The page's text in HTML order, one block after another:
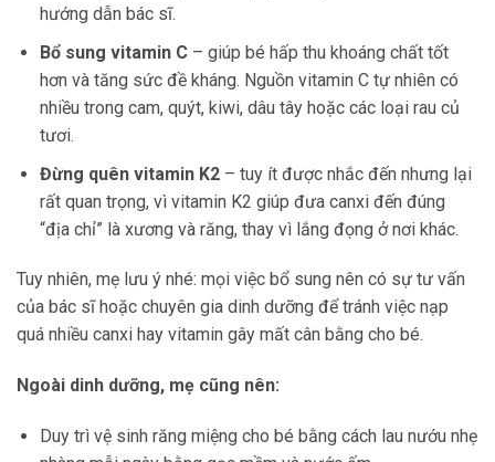
hướng dẫn bác sĩ.
Bổ sung vitamin C– giúp bé hấp thu khoáng chất tốt
hơn và tăng sức đề kháng. Nguồn vitamin C tự nhiên có
nhiều trong cam, quýt, kiwi, dâu tây hoặc các loại rau củ
tươi.
Đừng quên vitamin K2– tuy ít được nhắc đến nhưng lại
rất quan trọng, vì vitamin K2 giúp đưa canxi đến đúng
“địa chỉ” là xương và răng, thay vì lắng đọng ở nơi khác.
Tuy nhiên, mẹ lưu ý nhé: mọi việc bổ sung nên có sự tư vấn
của bác sĩ hoặc chuyên gia dinh dưỡng để tránh việc nạp
quá nhiều canxi hay vitamin gây mất cân bằng cho bé.
Ngoài dinh dưỡng, mẹ cũng nên:
Duy trì vệ sinh răng miệng cho bé bằng cách lau nướu nhẹ